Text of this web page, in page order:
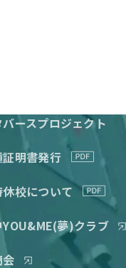
バースプロジェクト
明書発行
休校について
YOU&ME(夢)クラブ
会